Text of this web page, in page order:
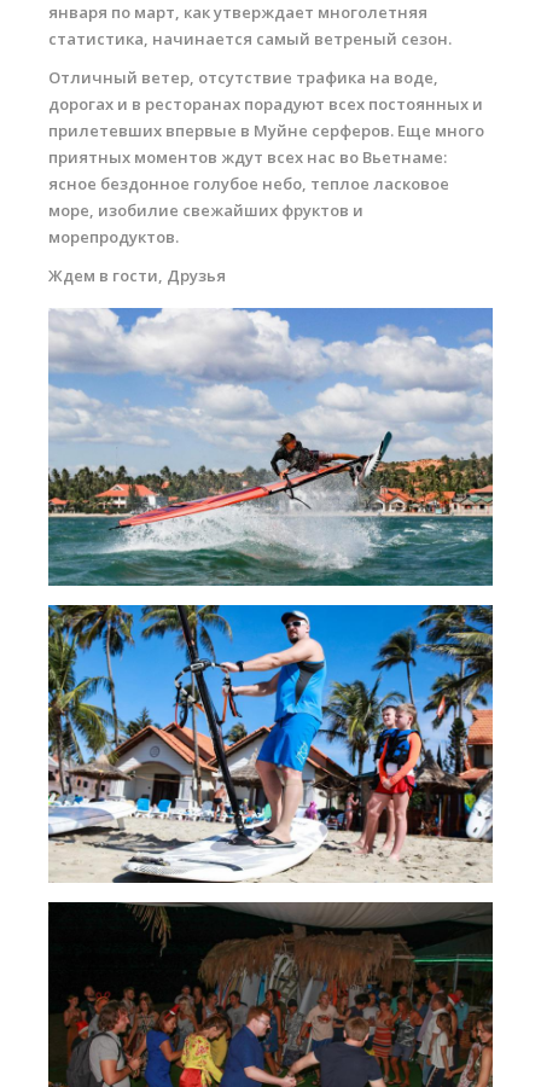
Обучение Виндсерфингу
Прокат виндсерфинга и винг фойла
Классический серфинг и SUP
Продажа оборудования
Обучение кайтсерфингу
января по март, как утверждает многолетняя
статистика, начинается самый ветреный сезон.
Отличный ветер, отсутствие трафика на воде,
дорогах и в ресторанах порадуют всех постоянных и
прилетевших впервые в Муйне серферов. Еще много
приятных моментов ждут всех нас во Вьетнаме:
ясное бездонное голубое небо, теплое ласковое
море, изобилие свежайших фруктов и
морепродуктов.
Ждем в гости, Друзья